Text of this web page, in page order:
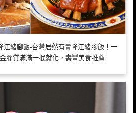
江豬腳飯-台灣居然有賣隆江豬腳飯！一
膠質滿滿一抿就化，壽豐美食推薦